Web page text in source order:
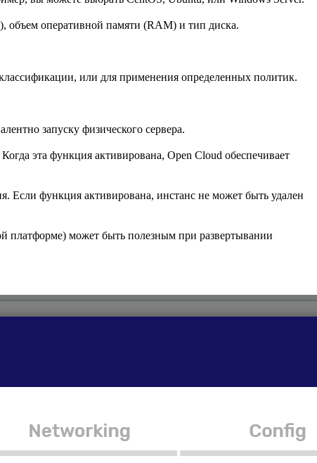
объем оперативной памяти (RAM) и тип диска.
или для применения определенных политик.
запуску физического сервера.
эта функция активирована, Open Cloud обеспечивает
Если функция активирована, инстанс не может быть удален
платформе) может быть полезным при развертывании